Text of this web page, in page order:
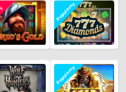
Popularny
Popularny